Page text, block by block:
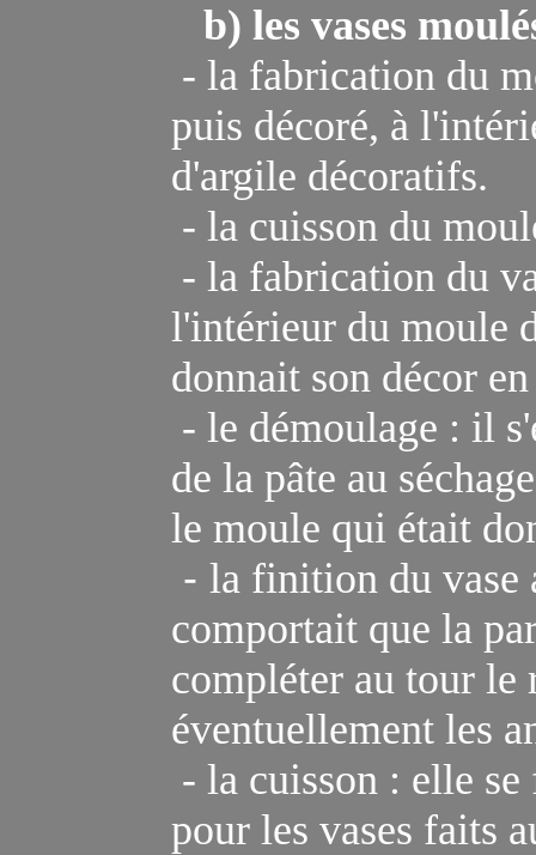
b) les vases
- la fabrication du
puis décoré, à
d'argile décoratifs.
- la cuisson du
- la fabrication du
l'intérieur du moule
donnait son décor
- le démoulage : il
de la pâte au
le moule qui était
- la finition du vase
comportait que la
compléter au tour le
éventuellement les
- la cuisson : elle
pour les vases faits